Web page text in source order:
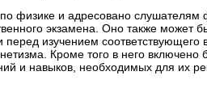
физике и адресовано слушателям
экзамена. Оно также может
изучением
Кроме того в него
и навыков, необходимых для их